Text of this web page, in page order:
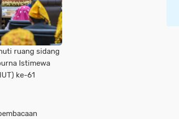
ruang sidang
Istimewa
ke-61